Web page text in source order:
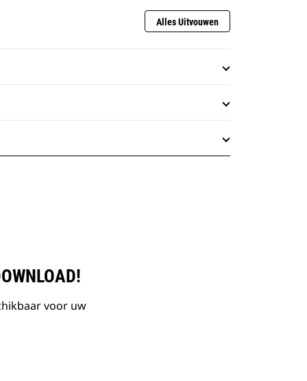
Alles Uitvouwen
voor uw